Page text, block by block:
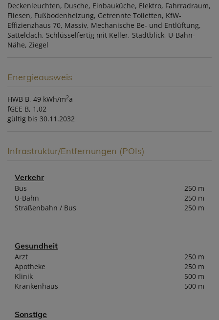
Deckenleuchten Dusche Einbauküche Elektro Fahrradraum
Fliesen Fußbodenheizung Getrennte Toiletten KfW-
Effizienzhaus 70 Massiv Mechanische Be- und Entlüftung
Satteldach Schlüsselfertig mit Keller Stadtblick U-Bahn-
Nähe Ziegel
Energieausweis
HWB B, 49 kWh/m2a
fGEE B, 1,02
gültig bis 30.11.2032
Infrastruktur/Entfernungen (POIs)
Verkehr
Bus
250 m
U-Bahn
250 m
Straßenbahn / Bus
250 m
Gesundheit
Arzt
250 m
Apotheke
250 m
Klinik
500 m
Krankenhaus
500 m
Sonstige